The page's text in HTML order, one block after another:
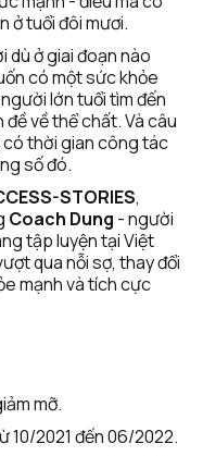
ở tuổi đôi mươi.
ở giai đoạn nào
có một sức khỏe
lớn tuổi tìm đến
về thể chất. Và câu
thời gian công tác
số đó.
STORIES,
Coach Dung - người
tập luyện tại Việt
qua nỗi sợ, thay đổi
mạnh và tích cực
mỡ.
10/2021 đến 06/2022.